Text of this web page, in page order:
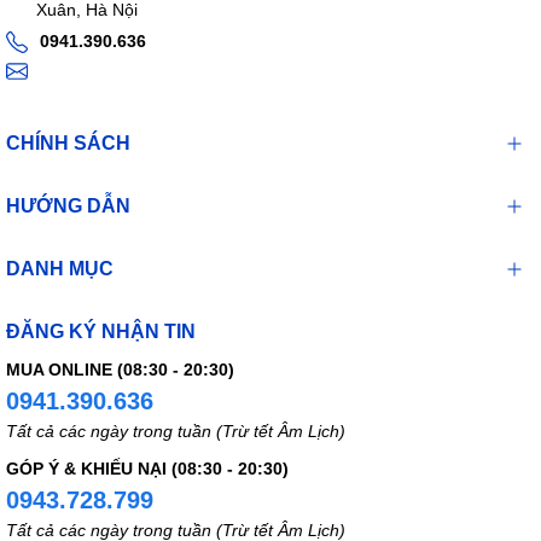
Xuân, Hà Nội
0941.390.636
CHÍNH SÁCH
HƯỚNG DẪN
DANH MỤC
ĐĂNG KÝ NHẬN TIN
MUA ONLINE (08:30 - 20:30)
0941.390.636
Tất cả các ngày trong tuần (Trừ tết Âm Lịch)
GÓP Ý & KHIẾU NẠI (08:30 - 20:30)
0943.728.799
Tất cả các ngày trong tuần (Trừ tết Âm Lịch)